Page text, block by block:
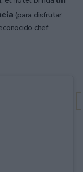
(para disfrutar
chef